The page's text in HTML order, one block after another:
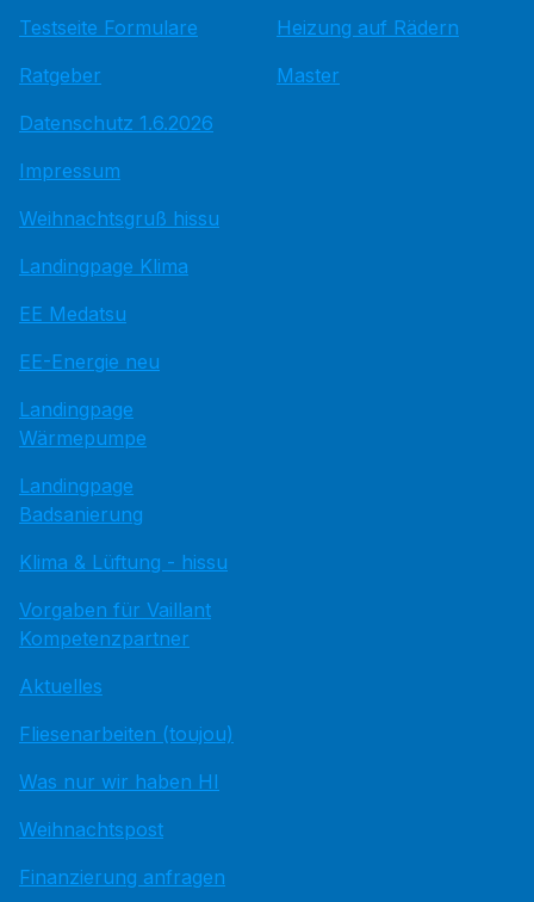
Testseite Formulare
Ratgeber
Datenschutz 1.6.2026
Impressum
Weihnachtsgruß hissu
Landingpage Klima
EE Medatsu
EE-Energie neu
Landingpage
Wärmepumpe
Landingpage
Badsanierung
Klima & Lüftung - hissu
Vorgaben für Vaillant
Kompetenzpartner
Aktuelles
Fliesenarbeiten (toujou)
Was nur wir haben HI
Weihnachtspost
Finanzierung anfragen
Heizung auf Rädern
Master